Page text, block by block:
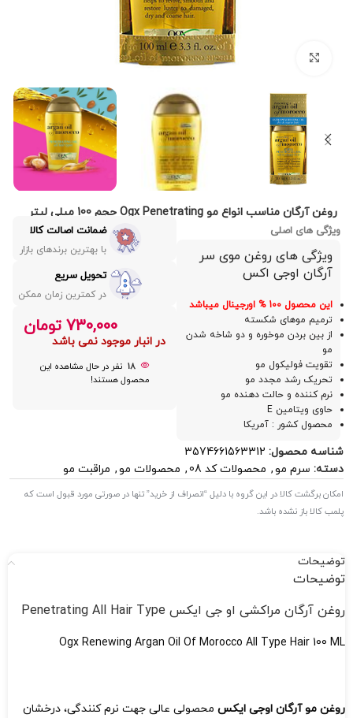
بزرگنمایی تصویر
روغن آرگان مناسب انواع مو Ogx Penetrating حجم 100 میلی لیتر
ویژگی های اصلی
ویژگی های روغن موی سر
آرگان اوجی اکس
این محصول 100 % اورجینال میباشد
ترمیم موهای شکسته
از بین بردن موخوره و دو شاخه شدن
مو
تقویت فولیکول مو
تحریک رشد مجدد مو
نرم کننده و حالت دهنده مو
حاوی ویتامین E
محصول کشور : آمریکا
ضمانت اصالت کالا
با بهترین برندهای بازار
تحویل سریع
در کمترین زمان ممکن
730,000 تومان
در انبار موجود نمی باشد
18 نفر در حال مشاهده این
محصول هستند!
شناسه محصول: 3574661563312
دسته: سرم مو, محصولات کد 08 , محصولات مو, مراقبت مو
امکان برگشت کالا در این گروه با دلیل “انصراف از خرید” تنها در صورتی مورد قبول است که
پلمب کالا باز نشده باشد.
توضیحات
توضیحات
روغن آرگان مراکشی او جی ایکس Penetrating All Hair Type
Ogx Renewing Argan Oil Of Morocco All Type Hair 100 ML
روغن مو آرگان اوجی ایکس محصولی عالی جهت نرم کنندگی، درخشان